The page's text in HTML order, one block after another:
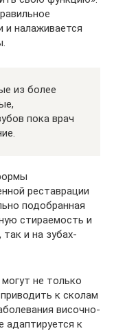
и налаживается
из более
пока врач
реставрации
подобранная
стираемость и
и на зубах-
не только
к сколам
височно-
адаптируется к